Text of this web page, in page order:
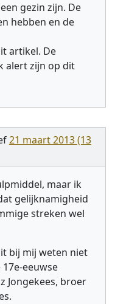
gezin zijn. De
hebben en de
artikel. De
alert zijn op dit
21 maart 2013 (13
maar ik
gelijknamigheid
streken wel
bij mij weten niet
eeuwse
Jongekees, broer